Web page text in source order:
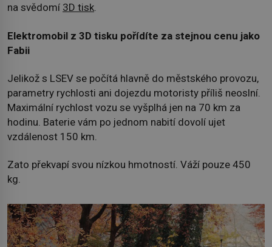
na svědomí 3D tisk.
Elektromobil z 3D tisku pořídíte za stejnou cenu jako
Fabii
Jelikož s LSEV se počítá hlavně do městského provozu,
parametry rychlosti ani dojezdu motoristy příliš neoslní.
Maximální rychlost vozu se vyšplhá jen na 70 km za
hodinu. Baterie vám po jednom nabití dovolí ujet
vzdálenost 150 km.
Zato překvapí svou nízkou hmotností. Váží pouze 450
kg.